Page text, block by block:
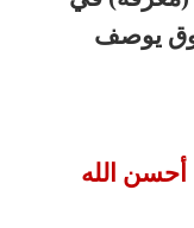
يوصف
أحسن الله